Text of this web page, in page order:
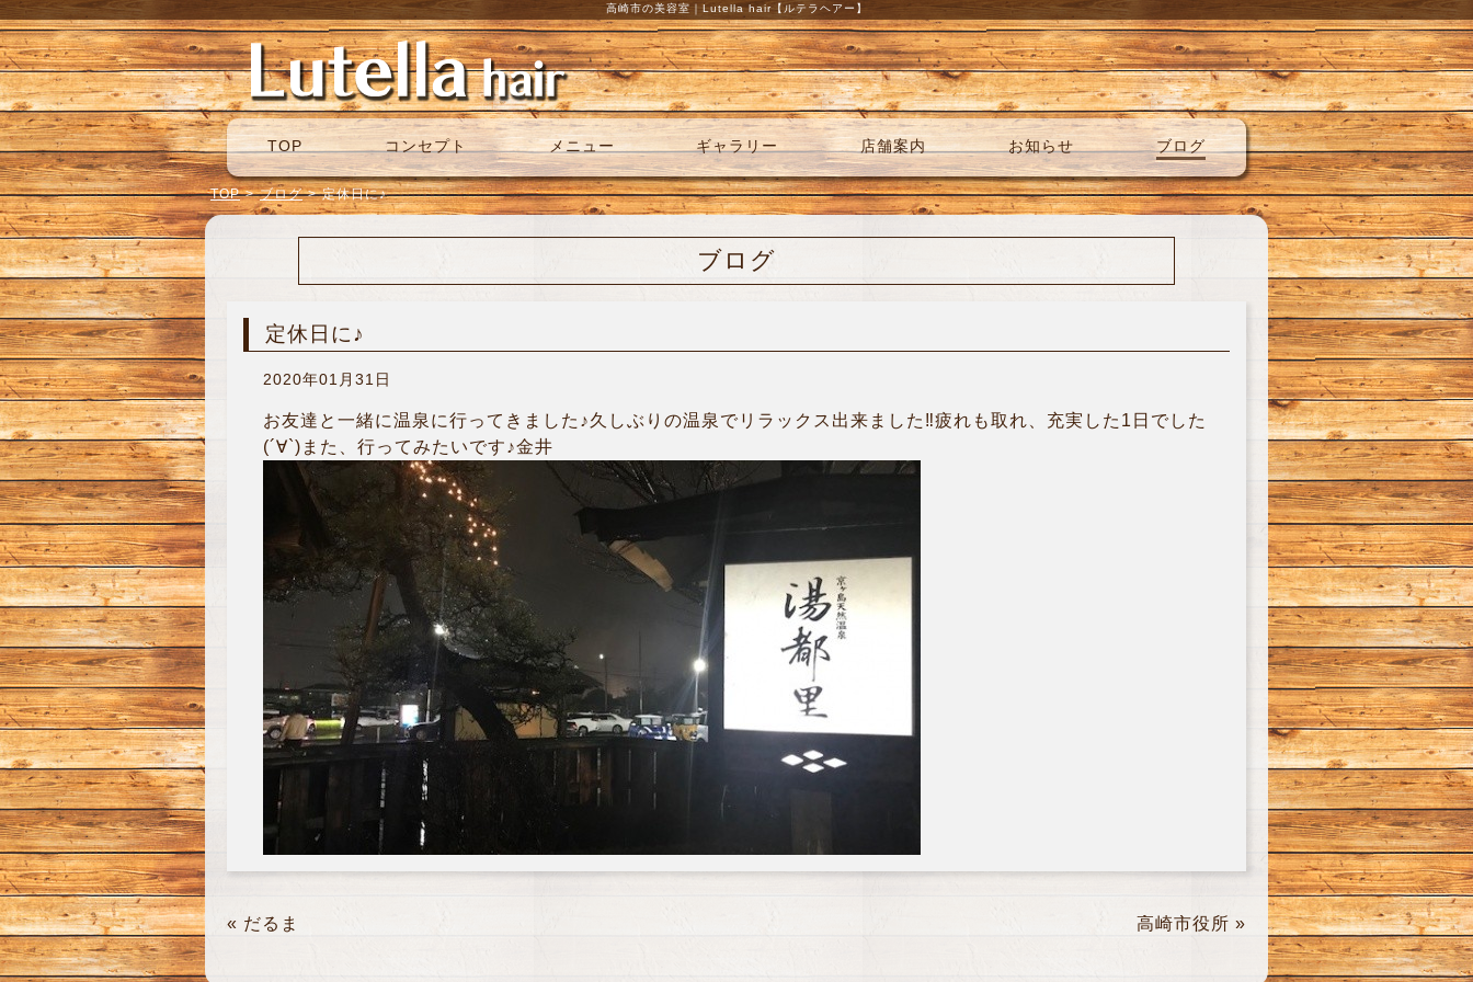
高崎市の美容室｜Lutella hair【ルテラヘアー】
TOP コンセプト メニュー ギャラリー 店舗案内 お知らせ ブログ
TOP > ブログ > 定休日に♪
ブログ
定休日に♪
2020年01月31日
お友達と一緒に温泉に行ってきました♪久しぶりの温泉でリラックス出来ました‼︎疲れも取れ、充実した1日でした
(´∀`)また、行ってみたいです♪金井
« だるま 高崎市役所 »